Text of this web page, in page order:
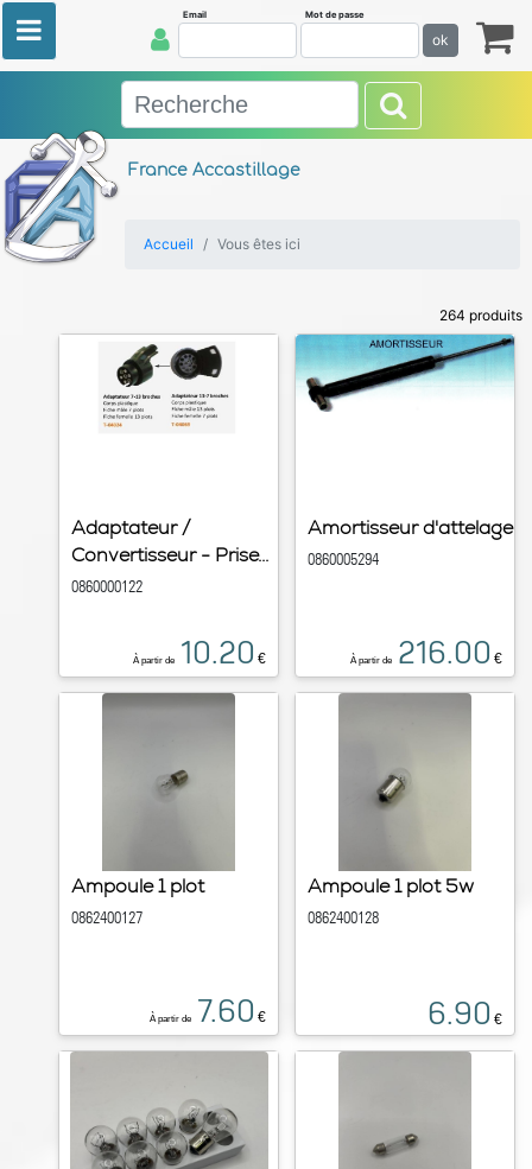
France Accastillage
Email Mot de passe
ok
Accueil Vous êtes ici
264 produits
Adaptateur /
Convertisseur - Prise...
0860000122
À partir de 10.20 €
Amortisseur d'attelage
0860005294
À partir de 216.00 €
Ampoule 1 plot
0862400127
À partir de 7.60 €
Ampoule 1 plot 5w
0862400128
6.90 €